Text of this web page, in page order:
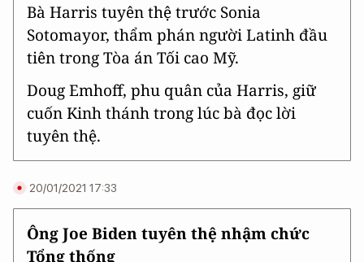
Bà Harris tuyên thệ trước Sonia
Sotomayor, thẩm phán người Latinh đầu
tiên trong Tòa án Tối cao Mỹ.
Doug Emhoff, phu quân của Harris, giữ
cuốn Kinh thánh trong lúc bà đọc lời
tuyên thệ.
20/01/2021 17:33
Ông Joe Biden tuyên thệ nhậm chức
Tổng thống